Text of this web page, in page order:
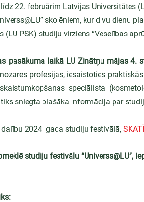
22. februārim Latvijas Universitātes
skolēniem, kur divu dienu
(LU PSK) studiju virziens “Veselības
pasākuma laikā LU Zinātņu mājas 4.
profesijas, iesaistoties
speciālista
sniegta plašāka informācija par
dalību 2024. gada studiju festivālā,
studiju festivālu